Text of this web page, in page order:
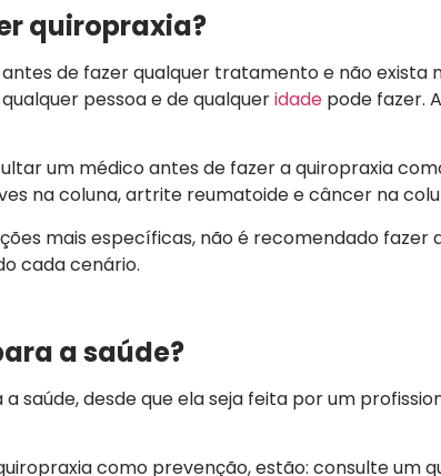
quiropraxia?
de fazer qualquer tratamento e não exista
pessoa e de qualqueridade pode fazer.
um médico antes de fazer a quiropraxia
na coluna, artrite reumatoide e câncer na
mais específicas, não é recomendado fazer
cada cenário.
a saúde?
saúde, desde que ela seja feita por um
como prevenção, estão: consulte um